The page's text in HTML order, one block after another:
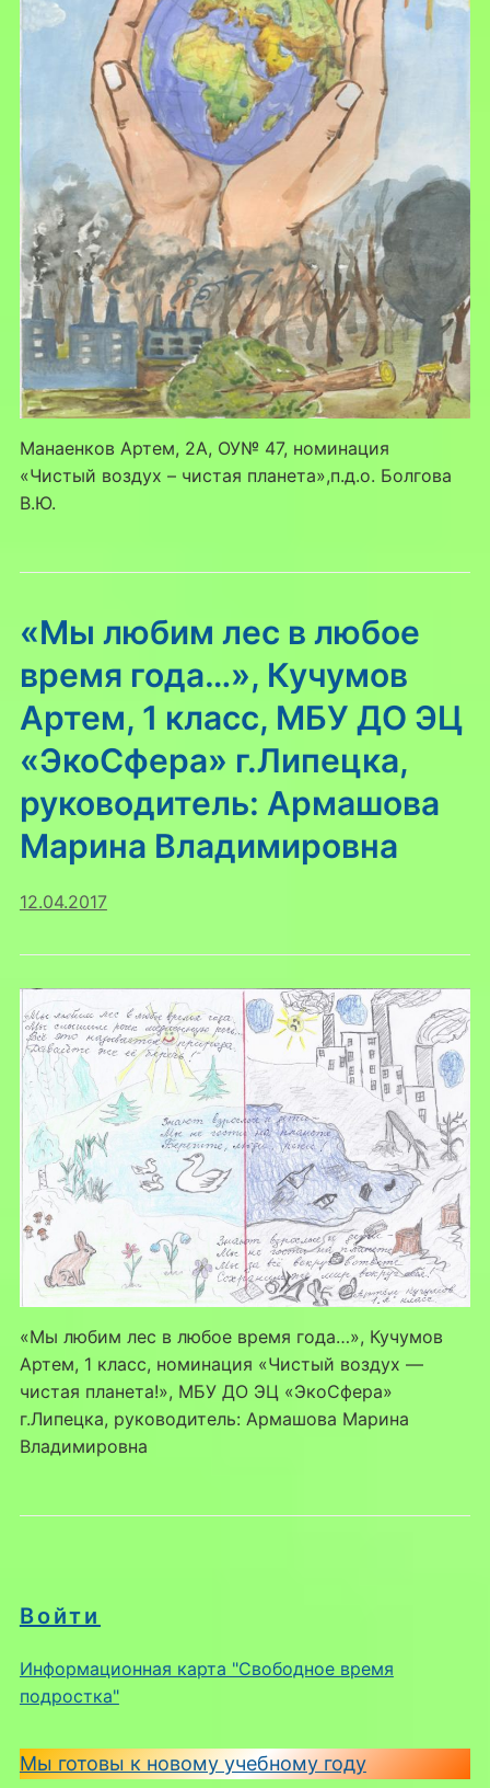
Войти
Информационная карта "Свободное время
подростка"
Мы готовы к новому учебному году
Манаенков Артем, 2А, ОУ№ 47, номинация
«Чистый воздух – чистая планета»,п.д.о. Болгова
В.Ю.
«Мы любим лес в любое
время года…», Кучумов
Артем, 1 класс, МБУ ДО ЭЦ
«ЭкоСфера» г.Липецка,
руководитель: Армашова
Марина Владимировна
12.04.2017
«Мы любим лес в любое время года…», Кучумов
Артем, 1 класс, номинация «Чистый воздух —
чистая планета!», МБУ ДО ЭЦ «ЭкоСфера»
г.Липецка, руководитель: Армашова Марина
Владимировна